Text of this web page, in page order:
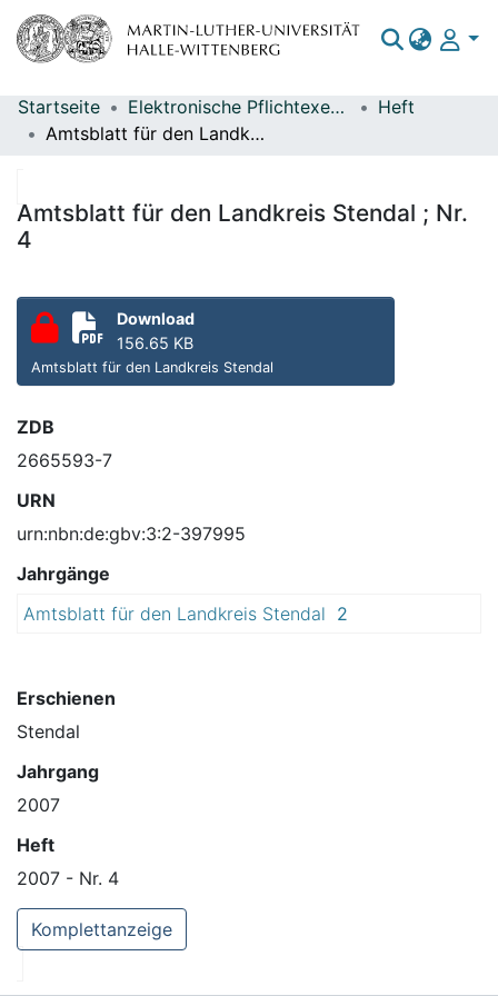
Bereiche & Sammlungen
Statistiken
Startseite Elektronische Pflichtexemplare
Heft
Amtsblatt für den Landkreis Stendal ; Nr. 4
Amtsblatt für den Landkreis Stendal ; Nr.
4
Download
156.65 KB
Amtsblatt für den Landkreis Stendal
ZDB
2665593-7
URN
urn:nbn:de:gbv:3:2-397995
Jahrgänge
Amtsblatt für den Landkreis Stendal 2
Erschienen
Stendal
Jahrgang
2007
Heft
2007 - Nr. 4
Komplettanzeige